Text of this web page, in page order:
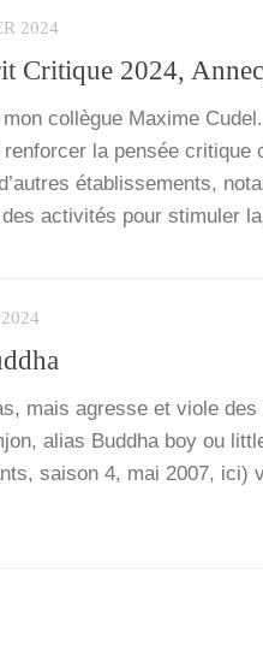
2024
Critique 2024,
col­lègue Maxime
la pen­sée cri­tique
éta­blis­se­ments,
acti­vi­tés pour sti­mu­ler
mais agresse et viole
alias Bud­dha boy ou
sai­son 4, mai 2007, ici)